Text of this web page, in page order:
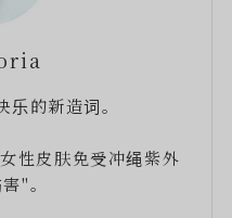
的新造词。
性皮肤免受冲绳紫外
"。